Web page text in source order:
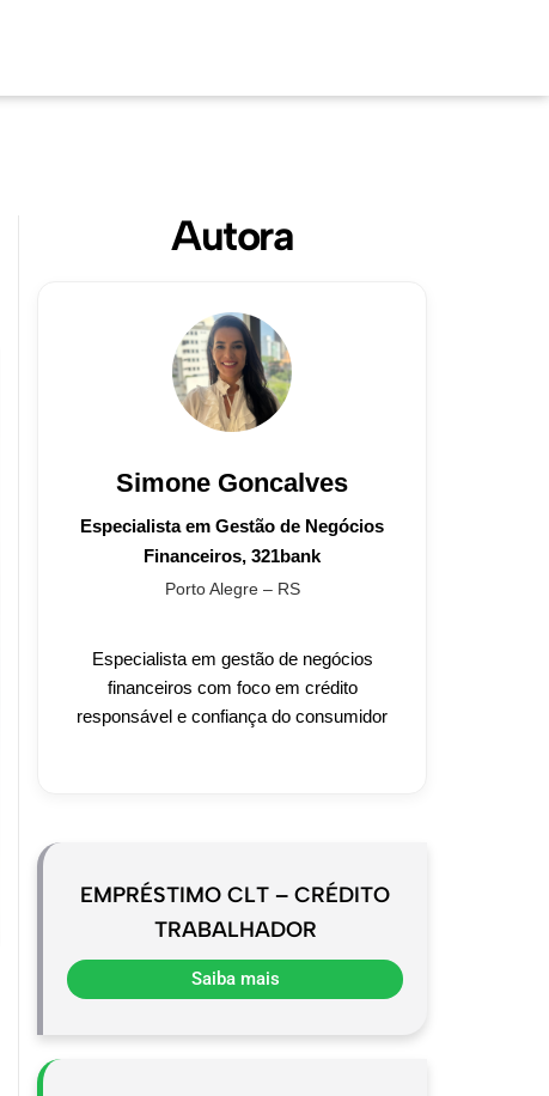
Autora
Simone Goncalves
Especialista em Gestão de Negócios
Financeiros, 321bank
Porto Alegre – RS
Especialista em gestão de negócios
financeiros com foco em crédito
responsável e confiança do consumidor
EMPRÉSTIMO CLT – CRÉDITO
TRABALHADOR
Saiba mais